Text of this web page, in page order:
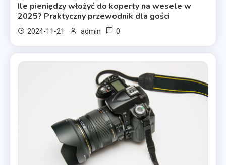
Ile pieniędzy włożyć do koperty na wesele w
2025? Praktyczny przewodnik dla gości
2024-11-21 admin 0